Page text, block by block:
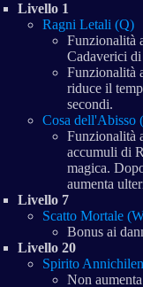
Livello 1
Ragni Letali (Q)
Funzionalità
Cadaverici
Funzionalità
riduce il
secondi.
Cosa dell'Abisso
Funzionalità
accumuli di
magica.
aumenta
Livello 7
Scatto Mortale
Bonus ai
Livello 20
Spirito
Non